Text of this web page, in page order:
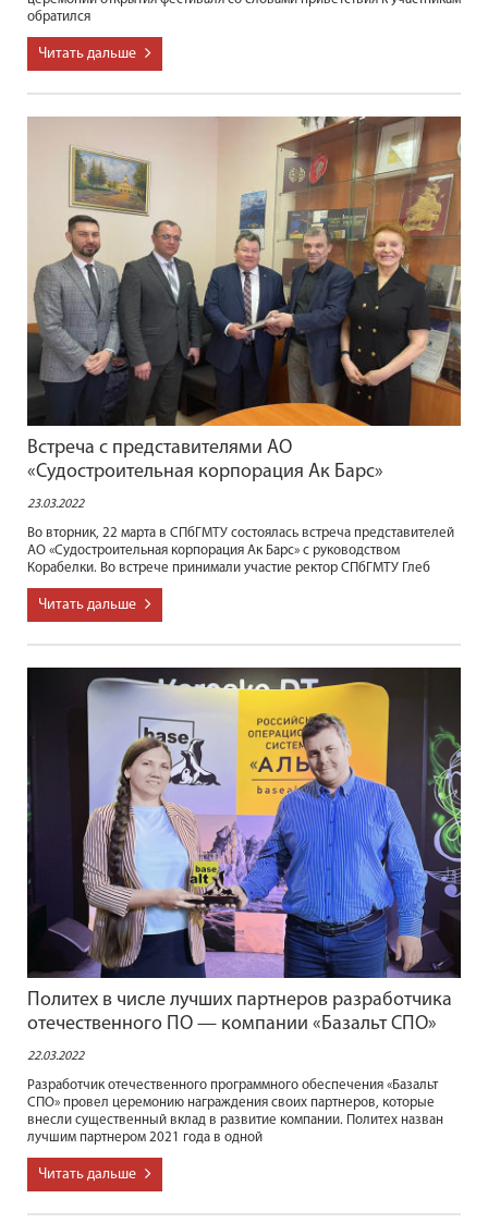
обратился
Читать дальше
Встреча с представителями АО
«Судостроительная корпорация Ак Барс»
23.03.2022
Во вторник, 22 марта в СПбГМТУ состоялась встреча представителей
АО «Судостроительная корпорация Ак Барс» с руководством
Корабелки. Во встрече принимали участие ректор СПбГМТУ Глеб
Читать дальше
Политех в числе лучших партнеров разработчика
отечественного ПО — компании «Базальт СПО»
22.03.2022
Разработчик отечественного программного обеспечения «Базальт
СПО» провел церемонию награждения своих партнеров, которые
внесли существенный вклад в развитие компании. Политех назван
лучшим партнером 2021 года в одной
Читать дальше